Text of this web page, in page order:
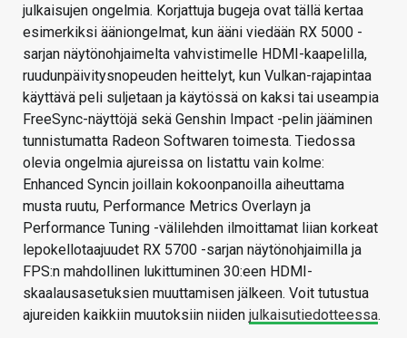
julkaisujen ongelmia. Korjattuja bugeja ovat tällä kertaa
esimerkiksi ääniongelmat, kun ääni viedään RX 5000 -
sarjan näytönohjaimelta vahvistimelle HDMI-kaapelilla,
ruudunpäivitysnopeuden heittelyt, kun Vulkan-rajapintaa
käyttävä peli suljetaan ja käytössä on kaksi tai useampia
FreeSync-näyttöjä sekä Genshin Impact -pelin jääminen
tunnistumatta Radeon Softwaren toimesta. Tiedossa
olevia ongelmia ajureissa on listattu vain kolme:
Enhanced Syncin joillain kokoonpanoilla aiheuttama
musta ruutu, Performance Metrics Overlayn ja
Performance Tuning -välilehden ilmoittamat liian korkeat
lepokellotaajuudet RX 5700 -sarjan näytönohjaimilla ja
FPS:n mahdollinen lukittuminen 30:een HDMI-
skaalausasetuksien muuttamisen jälkeen. Voit tutustua
ajureiden kaikkiin muutoksiin niiden julkaisutiedotteessa.